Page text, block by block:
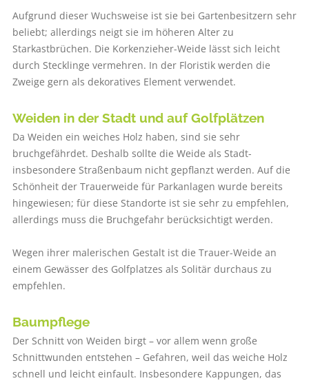
Aufgrund dieser Wuchsweise ist sie bei Gartenbesitzern sehr
beliebt; allerdings neigt sie im höheren Alter zu
Starkastbrüchen. Die Korkenzieher-Weide lässt sich leicht
durch Stecklinge vermehren. In der Floristik werden die
Zweige gern als dekoratives Element verwendet.
Weiden in der Stadt und auf Golfplätzen
Da Weiden ein weiches Holz haben, sind sie sehr
bruchgefährdet. Deshalb sollte die Weide als Stadt-
insbesondere Straßenbaum nicht gepflanzt werden. Auf die
Schönheit der Trauerweide für Parkanlagen wurde bereits
hingewiesen; für diese Standorte ist sie sehr zu empfehlen,
allerdings muss die Bruchgefahr berücksichtigt werden.
Wegen ihrer malerischen Gestalt ist die Trauer-Weide an
einem Gewässer des Golfplatzes als Solitär durchaus zu
empfehlen.
Baumpflege
Der Schnitt von Weiden birgt – vor allem wenn große
Schnittwunden entstehen – Gefahren, weil das weiche Holz
schnell und leicht einfault. Insbesondere Kappungen, das